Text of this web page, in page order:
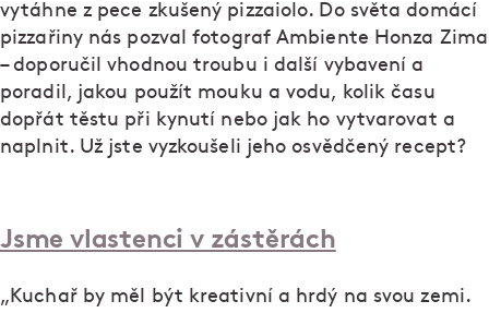
vytáhne z pece zkušený pizzaiolo. Do světa domácí
pizzařiny nás pozval fotograf Ambiente Honza Zima
– doporučil vhodnou troubu i další vybavení a
poradil, jakou použít mouku a vodu, kolik času
dopřát těstu při kynutí nebo jak ho vytvarovat a
naplnit. Už jste vyzkoušeli jeho osvědčený recept?
Jsme vlastenci v zástěrách
„Kuchař by měl být kreativní a hrdý na svou zemi.